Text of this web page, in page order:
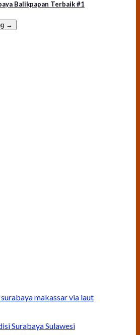
Balikpapan Terbaik #1
→
Surabaya Sulawesi